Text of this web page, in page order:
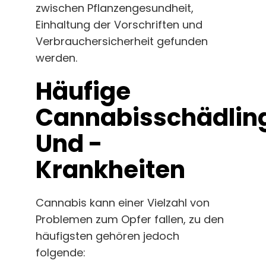
zwischen Pflanzengesundheit,
Einhaltung der Vorschriften und
Verbrauchersicherheit gefunden
werden.
Häufige
Und -
Krankheiten
Cannabis kann einer Vielzahl von
Problemen zum Opfer fallen, zu den
häufigsten gehören jedoch
folgende: